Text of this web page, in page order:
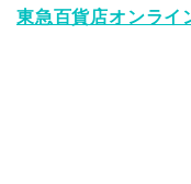
東急百貨店オンライ